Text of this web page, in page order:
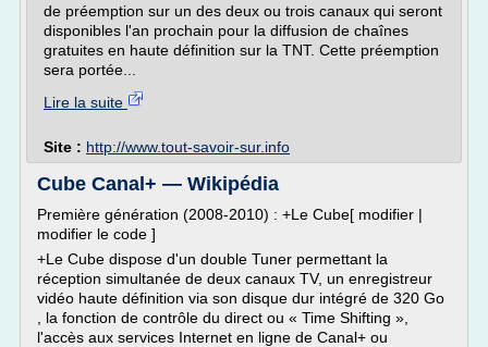
de préemption sur un des deux ou trois canaux qui seront
disponibles l'an prochain pour la diffusion de chaînes
gratuites en haute définition sur la TNT. Cette préemption
sera portée...
Lire la suite
Site : http://www.tout-savoir-sur.info
Cube Canal+ — Wikipédia
Première génération (2008-2010) : +Le Cube[ modifier |
modifier le code ]
+Le Cube dispose d'un double Tuner permettant la
réception simultanée de deux canaux TV, un enregistreur
vidéo haute définition via son disque dur intégré de 320 Go
, la fonction de contrôle du direct ou « Time Shifting »,
l'accès aux services Internet en ligne de Canal+ ou